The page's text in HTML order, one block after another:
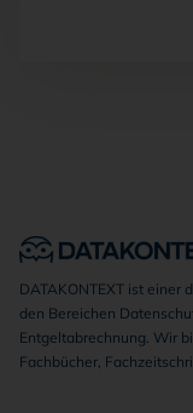
DATAKONTEXT ist einer
den Bereichen
Entgeltabrechnung. Wir
Fachbücher,